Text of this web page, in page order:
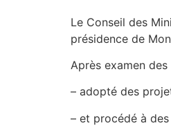
Le Conseil des
présidence de
Après examen
– adopté des
– et procédé à